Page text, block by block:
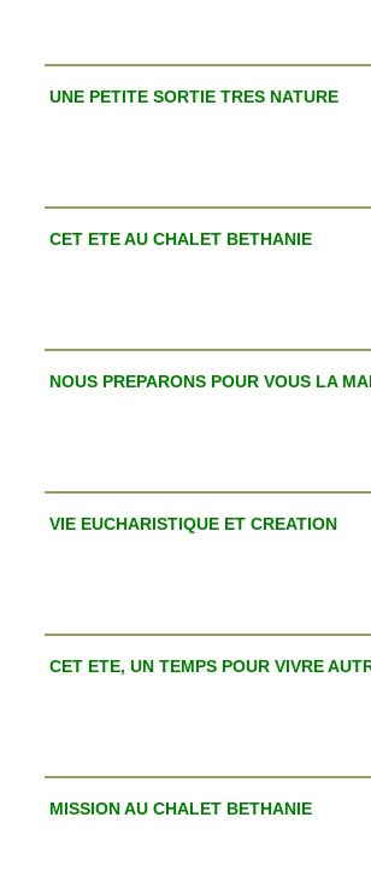
UNE PETITE SORTIE TRES NATURE
CET ETE AU CHALET BETHANIE
NOUS PREPARONS POUR VOUS LA
VIE EUCHARISTIQUE ET CREATION
CET ETE, UN TEMPS POUR VIVRE
MISSION AU CHALET BETHANIE